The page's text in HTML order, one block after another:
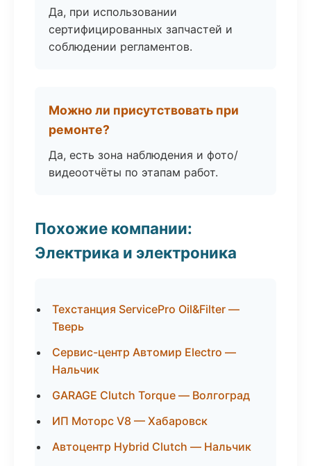
Да, при использовании
сертифицированных запчастей и
соблюдении регламентов.
Можно ли присутствовать при
ремонте?
Да, есть зона наблюдения и фото/
видеоотчёты по этапам работ.
Похожие компании:
Электрика и электроника
Техстанция ServicePro Oil&Filter —
Тверь
Сервис-центр Автомир Electro —
Нальчик
GARAGE Clutch Torque — Волгоград
ИП Моторс V8 — Хабаровск
Автоцентр Hybrid Clutch — Нальчик